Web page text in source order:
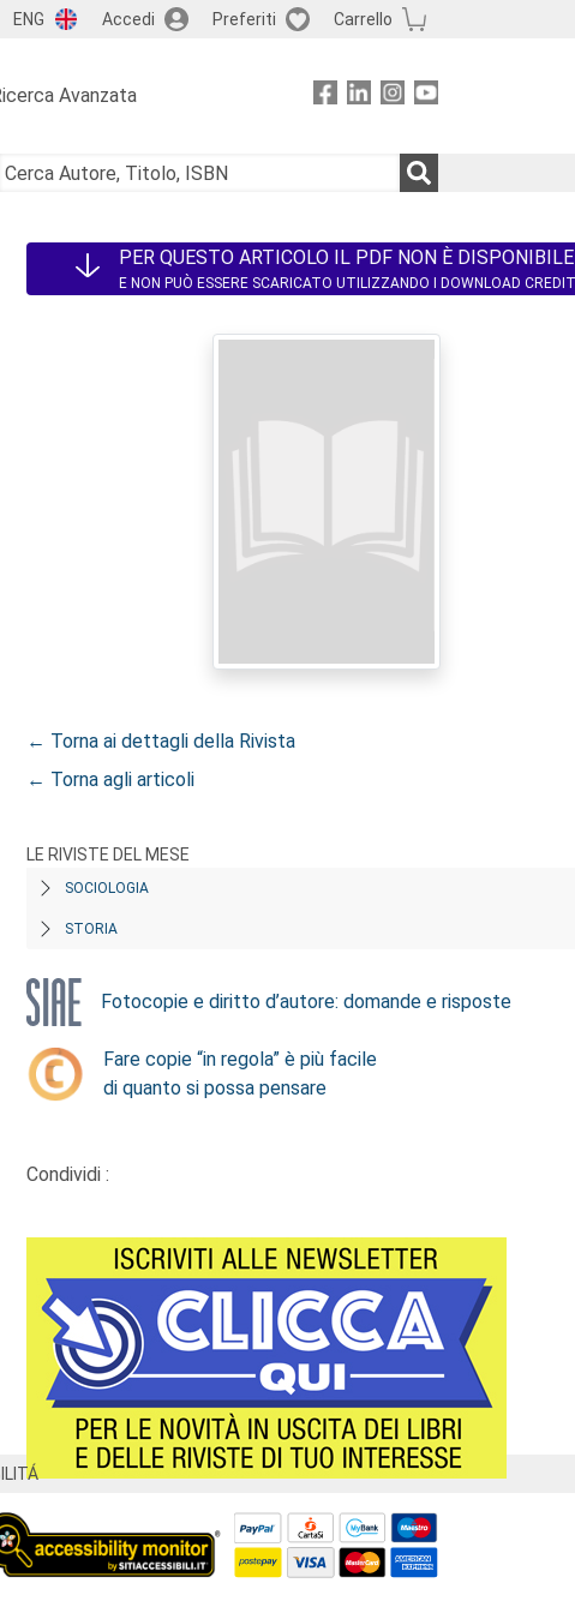
ENG Accedi Preferiti Carrello
Avanzata
PER QUESTO ARTICOLO IL PDF NON È DISPONIBILE
E NON PUÒ ESSERE SCARICATO UTILIZZANDO I DOWNLOAD CREDIT
← Torna ai dettagli della Rivista
← Torna agli articoli
LE RIVISTE DEL MESE
SOCIOLOGIA
STORIA
Fotocopie e diritto d’autore: domande e risposte
Fare copie “in regola” è più facile
di quanto si possa pensare
Condividi :